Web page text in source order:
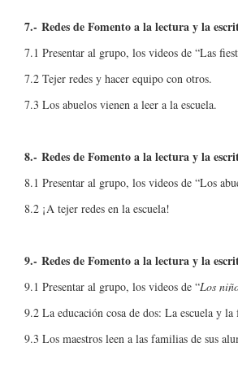
7.- Redes de Fomento a la lectura y la
7.1 Presentar al grupo, los videos de “Las
7.2 Tejer redes y hacer equipo con otros.
7.3 Los abuelos vienen a leer a la escuela.
8.- Redes de Fomento a la lectura y la
8.1 Presentar al grupo, los videos de “Los
8.2 ¡A tejer redes en la escuela!
9.- Redes de Fomento a la lectura y la
9.1 Presentar al grupo, los videos de “Los
9.2 La educación cosa de dos: La escuela y
9.3 Los maestros leen a las familias de sus